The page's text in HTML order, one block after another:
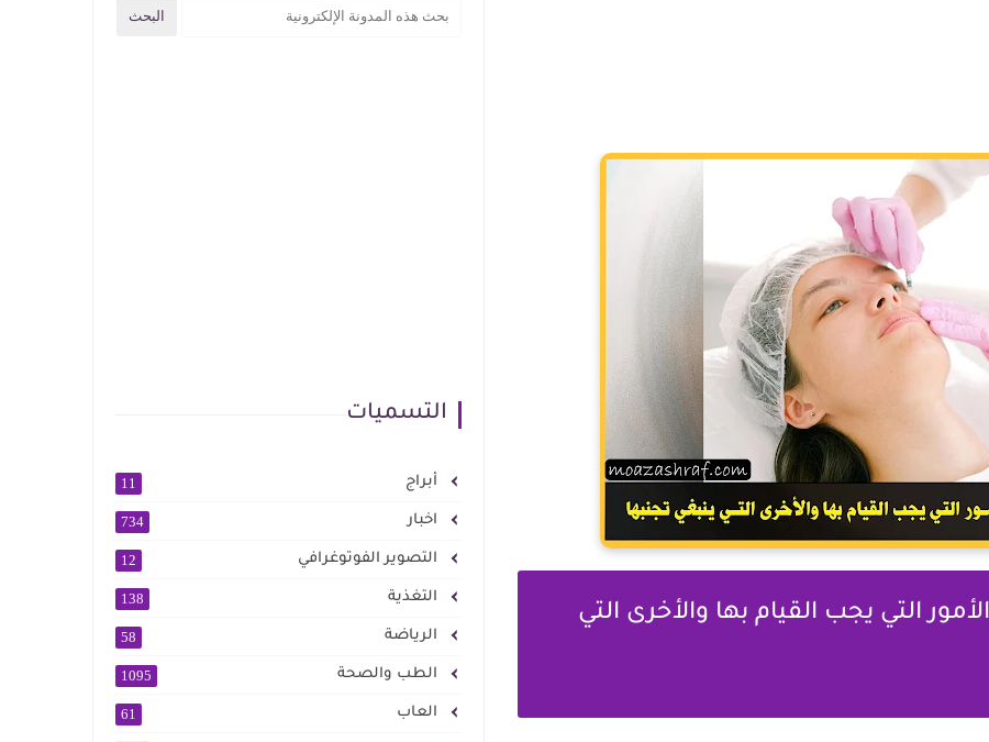
التي يجب القيام بها والأخرى التي
التسميات
أبراج 11
اخبار 734
التصوير الفوتوغرافي 12
التغذية 138
الرياضة 58
الطب والصحة 1095
العاب 61